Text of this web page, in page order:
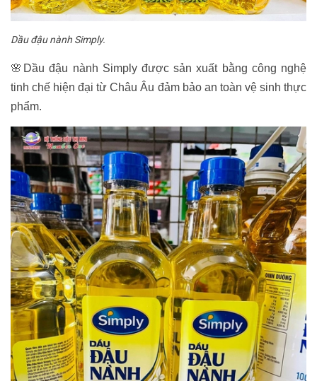
Dầu đậu nành Simply.
🌸Dầu đậu nành Simply được sản xuất bằng công nghệ
tinh chế hiện đại từ Châu Âu đảm bảo an toàn vệ sinh thực
phẩm.